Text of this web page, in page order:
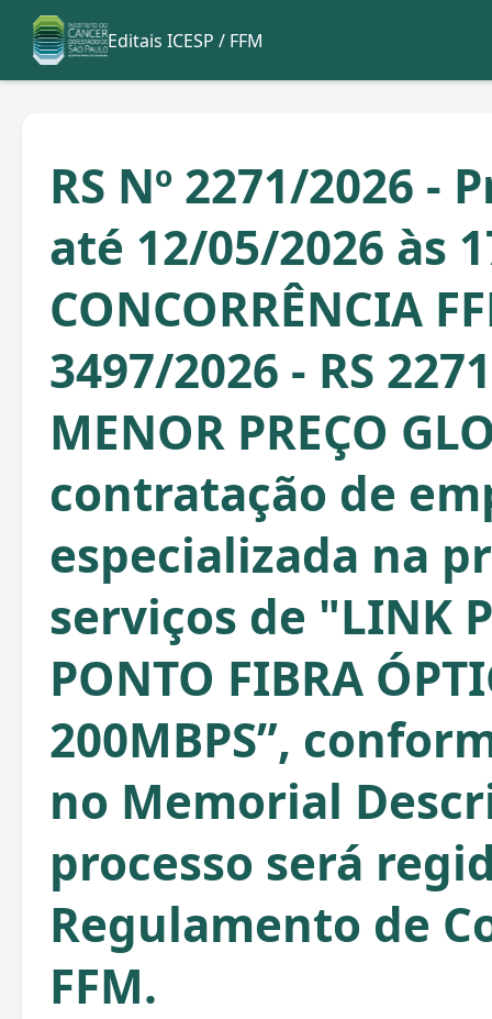
Editais ICESP / FFM
RS Nº 2271/2026 -
até 12/05/2026 às
CONCORRÊNCIA
3497/2026 - RS
MENOR PREÇO
contratação de
especializada na
serviços de "LINK
PONTO FIBRA
200MBPS”,
no Memorial
processo será
Regulamento de
FFM.